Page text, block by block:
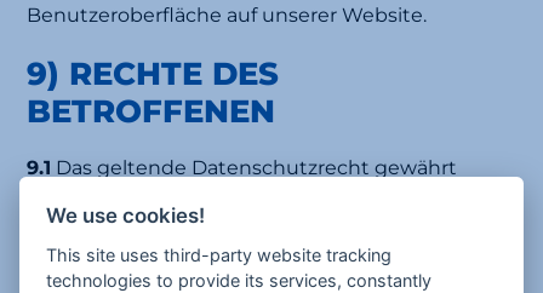
Benutzeroberfläche auf unserer Website.
9) RECHTE DES
BETROFFENEN
9.1 Das geltende Datenschutzrecht gewährt
hinsichtlich der Verarbeitung Ihrer
personenbezogenen Daten die nachstehenden
Betroffenenrechte (Auskunfts- und
We use cookies!
This site uses third-party website tracking
technologies to provide its services, constantly